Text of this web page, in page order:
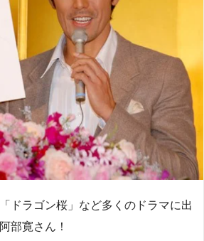
ドラゴン桜」など多くのドラマに出
部寛さん！